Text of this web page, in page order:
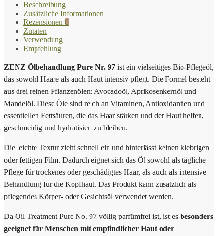
Beschreibung
Zusätzliche Informationen
Rezensionen 0
Zutaten
Verwendung
Empfehlung
ZENZ Ölbehandlung Pure Nr. 97 ist ein vielseitiges Bio-Pflegeöl,
das sowohl Haare als auch Haut intensiv pflegt. Die Formel besteht
aus drei reinen Pflanzenölen: Avocadoöl, Aprikosenkernöl und
Mandelöl. Diese Öle sind reich an Vitaminen, Antioxidantien und
essentiellen Fettsäuren, die das Haar stärken und der Haut helfen,
geschmeidig und hydratisiert zu bleiben.
Die leichte Textur zieht schnell ein und hinterlässt keinen klebrigen
oder fettigen Film. Dadurch eignet sich das Öl sowohl als tägliche
Pflege für trockenes oder geschädigtes Haar, als auch als intensive
Behandlung für die Kopfhaut. Das Produkt kann zusätzlich als
pflegendes Körper- oder Gesichtsöl verwendet werden.
Da Oil Treatment Pure No. 97 völlig parfümfrei ist, ist es besonders
geeignet für Menschen mit empfindlicher Haut oder